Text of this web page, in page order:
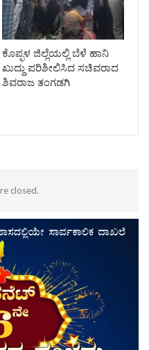
ಕೊಪ್ಫಳ ಜಿಲ್ಲೆಯಲ್ಲಿ ಬೆಳೆ ಹಾನಿ
ಖುದ್ದು ಪರಿಶೀಲಿಸಿದ ಸಚಿವರಾದ
ಶಿವರಾಜ ತಂಗಡಗಿ
closed.